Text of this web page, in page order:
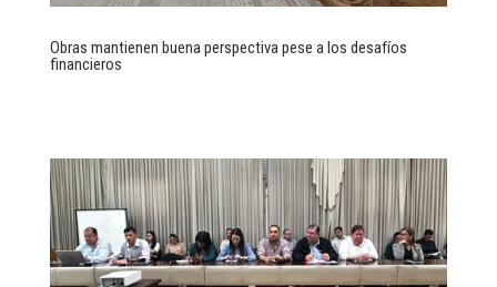
Obras mantienen buena perspectiva pese a los desafíos
financieros